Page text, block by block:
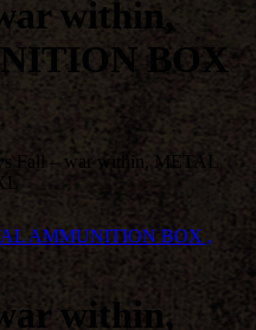
within,
BOX
Fall – war within, METAL
within,